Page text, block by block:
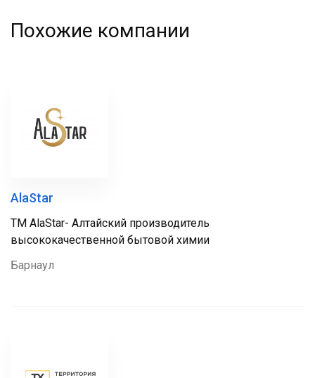
Похожие компании
AlaStar
ТМ AlaStar- Алтайский производитель
высококачественной бытовой химии
Барнаул